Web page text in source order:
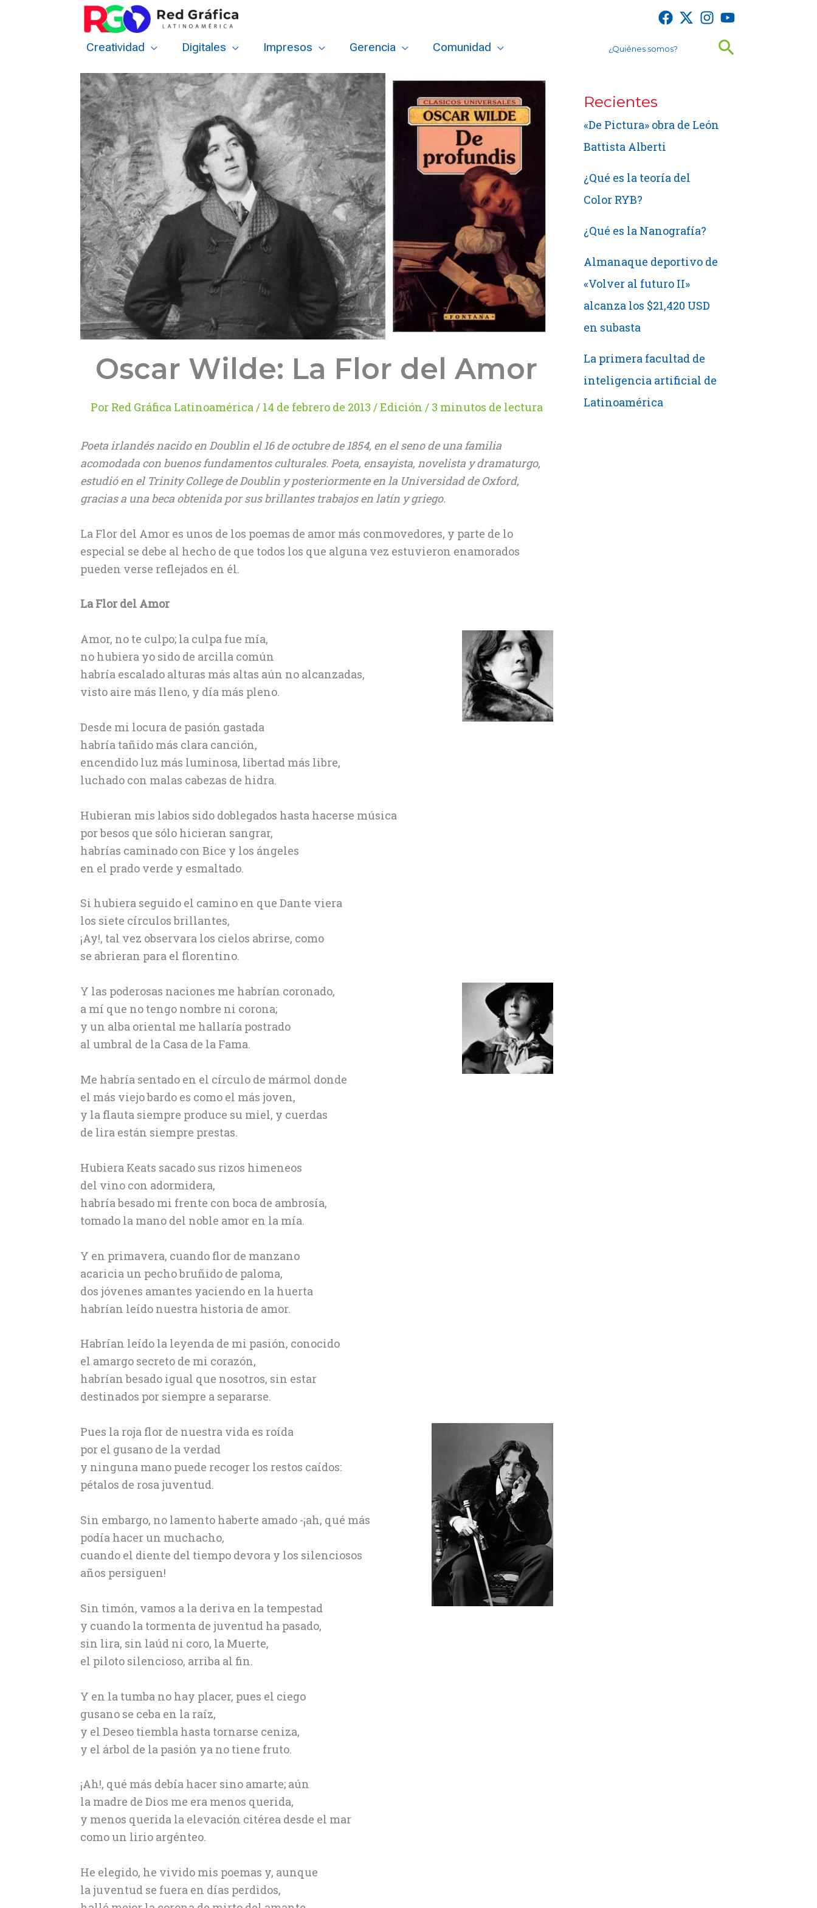
Creatividad Digitales Impresos Gerencia Comunidad ¿Quiénes somos? Buscar
Oscar Wilde: La Flor del Amor
Por Red Gráfica Latinoamérica / 14 de febrero de 2013 /Edición / 3 minutos de lectura
Poeta irlandés nacido en Doublin el 16 de octubre de 1854, en el seno de una familia
acomodada con buenos fundamentos culturales. Poeta, ensayista, novelista y dramaturgo,
estudió en el Trinity College de Doublin y posteriormente en la Universidad de Oxford,
gracias a una beca obtenida por sus brillantes trabajos en latín y griego.
La Flor del Amor es unos de los poemas de amor más conmovedores, y parte de lo
especial se debe al hecho de que todos los que alguna vez estuvieron enamorados
pueden verse reflejados en él.
La Flor del Amor
Amor, no te culpo; la culpa fue mía,
no hubiera yo sido de arcilla común
habría escalado alturas más altas aún no alcanzadas,
visto aire más lleno, y día más pleno.
Desde mi locura de pasión gastada
habría tañido más clara canción,
encendido luz más luminosa, libertad más libre,
luchado con malas cabezas de hidra.
Hubieran mis labios sido doblegados hasta hacerse música
por besos que sólo hicieran sangrar,
habrías caminado con Bice y los ángeles
en el prado verde y esmaltado.
Si hubiera seguido el camino en que Dante viera
los siete círculos brillantes,
¡Ay!, tal vez observara los cielos abrirse, como
se abrieran para el florentino.
Y las poderosas naciones me habrían coronado,
a mí que no tengo nombre ni corona;
y un alba oriental me hallaría postrado
al umbral de la Casa de la Fama.
Me habría sentado en el círculo de mármol donde
el más viejo bardo es como el más joven,
y la flauta siempre produce su miel, y cuerdas
de lira están siempre prestas.
Hubiera Keats sacado sus rizos himeneos
del vino con adormidera,
habría besado mi frente con boca de ambrosía,
tomado la mano del noble amor en la mía.
Y en primavera, cuando flor de manzano
acaricia un pecho bruñido de paloma,
dos jóvenes amantes yaciendo en la huerta
habrían leído nuestra historia de amor.
Habrían leído la leyenda de mi pasión, conocido
el amargo secreto de mi corazón,
habrían besado igual que nosotros, sin estar
destinados por siempre a separarse.
Pues la roja flor de nuestra vida es roída
por el gusano de la verdad
y ninguna mano puede recoger los restos caídos:
pétalos de rosa juventud.
Sin embargo, no lamento haberte amado -¡ah, qué más
podía hacer un muchacho,
cuando el diente del tiempo devora y los silenciosos
años persiguen!
Sin timón, vamos a la deriva en la tempestad
y cuando la tormenta de juventud ha pasado,
sin lira, sin laúd ni coro, la Muerte,
el piloto silencioso, arriba al fin.
Y en la tumba no hay placer, pues el ciego
gusano se ceba en la raíz,
y el Deseo tiembla hasta tornarse ceniza,
y el árbol de la pasión ya no tiene fruto.
¡Ah!, qué más debía hacer sino amarte; aún
la madre de Dios me era menos querida,
y menos querida la elevación citérea desde el mar
como un lirio argénteo.
He elegido, he vivido mis poemas y, aunque
la juventud se fuera en días perdidos,
Recientes
«De Pictura» obra de León
Battista Alberti
¿Qué es la teoría del
Color RYB?
¿Qué es la Nanografía?
Almanaque deportivo de
«Volver al futuro II»
alcanza los $21,420 USD
en subasta
La primera facultad de
inteligencia artificial de
Latinoamérica